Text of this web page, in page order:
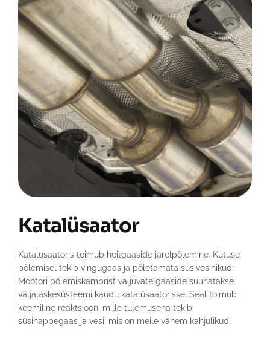
Katalüsaator
Katalüsaatoris toimub heitgaaside järelpõlemine. Kütuse
põlemisel tekib vingugaas ja põletamata süsivesinikud.
Mootori põlemiskambrist väljuvate gaaside suunatakse
väljalaskesüsteemi kaudu katalüsaatorisse. Seal toimub
keemiline reaktsioon, mille tulemusena tekib
süsihappegaas ja vesi, mis on meile vähem kahjulikud.